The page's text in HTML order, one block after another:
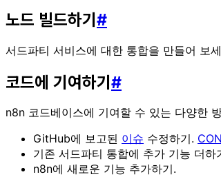
노드 빌드하기 #
서드파티 서비스에 대한 통합을 만들어 보
코드에 기여하기#
n8n 코드베이스에 기여할 수 있는 다양한
GitHub에 보고된 이슈 수정하기.
기존 서드파티 통합에 추가 기능 더하
n8n에 새로운 기능 추가하기.